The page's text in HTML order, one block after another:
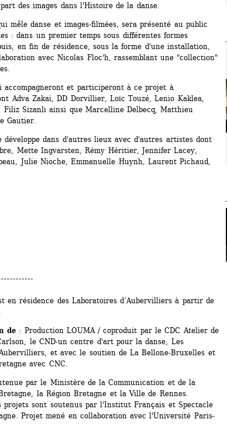
des images dans l'Histoire de la danse.
mêle danse et images-filmées, sera présenté au public
: dans un premier temps sous différentes formes
en fin de résidence, sous la forme d'une installation,
avec Nicolas Floc'h, rassemblant une "collection"
accompagneront et participeront à ce projet à
Adva Zakai, DD Dorvillier, Loïc Touzé, Lenio Kaklea,
Filiz Sizanli ainsi que Marcelline Delbecq, Matthieu
Gautier.
développe dans d'autres lieux avec d'autres artistes dont
Mette Ingvarsten, Rémy Héritier, Jennifer Lacey,
Julie Nioche, Emmanuelle Huynh, Laurent Pichaud,
en résidence des Laboratoires d’Aubervilliers à partir de
de: Production LOUMA / coproduit par le CDC Atelier de
le CND-un centre d'art pour la danse, Les
et avec le soutien de La Bellone-Bruxelles et
avec CNC.
par le Ministère de la Communication et de la
la Région Bretagne et la Ville de Rennes.
projets sont soutenus par l'Institut Français et Spectacle
Projet mené en collaboration avec l'Université Paris-